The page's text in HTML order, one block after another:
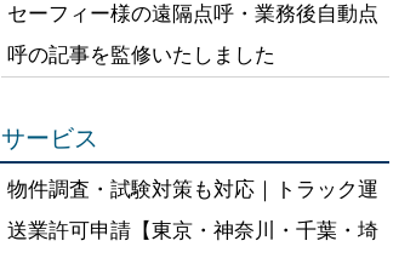
セーフィー様の遠隔点呼・業務後自動点
呼の記事を監修いたしました
サービス
物件調査・試験対策も対応｜トラック運
送業許可申請【東京・神奈川・千葉・埼